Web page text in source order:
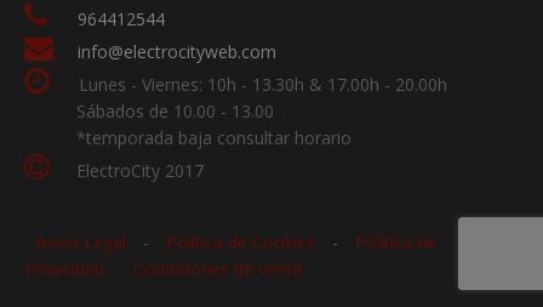
964412544
info@electrocityweb.com
Lunes - Viernes: 10h - 13.30h & 17.00h - 20.00h
Sábados de 10.00 - 13.00
*temporada baja consultar horario
ElectroCity 2017
Aviso Legal - Política de Cookies -
Política de
Privacidad
Condiciones de venta